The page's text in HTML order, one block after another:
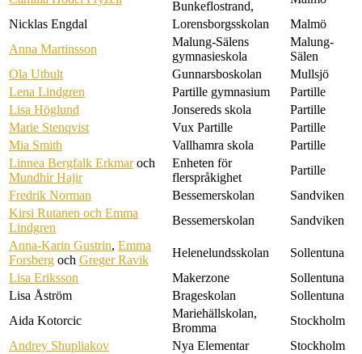
Bunkeflostrand,
Nicklas Engdal
Lorensborgsskolan
Malmö
Anna Martinsson
Malung-Sälens
gymnasieskola
Malung-
Sälen
Ola Utbult
Gunnarsboskolan
Mullsjö
Lena Lindgren
Partille gymnasium
Partille
Lisa Höglund
Jonsereds skola
Partille
Marie Stenqvist
Vux Partille
Partille
Mia Smith
Vallhamra skola
Partille
Linnea Bergfalk Erkmaroch
Mundhir Hajir
Enheten för
flerspråkighet
Partille
Fredrik Norman
Bessemerskolan
Sandviken
Kirsi Rutanen och Emma
Lindgren
Bessemerskolan
Sandviken
Anna-Karin Gustrin, Emma
Forsberg och Greger Ravik
Helenelundsskolan
Sollentuna
Lisa Eriksson
Makerzone
Sollentuna
Lisa Åström
Brageskolan
Sollentuna
Aida Kotorcic
Mariehällskolan,
Bromma
Stockholm
Andrey Shupliakov
Nya Elementar
Stockholm